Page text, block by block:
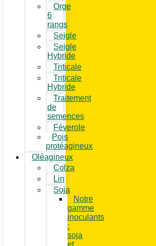
Orge
6
rangs
Seigle
Seigle
Hybride
Triticale
Triticale
Hybride
Traitement
de
semences
Féverole
Pois
protéagineux
Oléagineux
Colza
Lin
Soja
Notre
gamme
inoculants
:
soja
et